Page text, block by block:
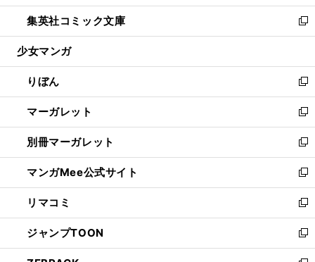
開
く
ウ
で
開
ン
ド
ウ
開
く
ウ
ィ
ン
ウ
で
開
く
し
い
ウ
ン
ド
ウ
で
開
く
集英社コミック文庫
新
し
ウ
ィ
ン
ド
ウ
で
開
く
少女マンガ
りぼん
新
し
い
ウ
ィ
ン
ド
ウ
で
開
く
マーガレット
新
し
い
ウ
ィ
ン
ド
ウ
で
開
別冊マーガレット
新
し
い
ウ
ィ
ン
ド
ウ
マンガMee公式サイト
新
し
い
ウ
ィ
ン
リマコミ
新
し
い
ウ
ジャンプTOON
新
し